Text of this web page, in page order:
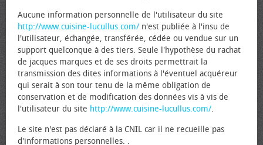
Aucune information personnelle de l'utilisateur du site
http://www.cuisine-lucullus.com/ n'est publiée à l'insu de
l'utilisateur, échangée, transférée, cédée ou vendue sur un
support quelconque à des tiers. Seule l'hypothèse du rachat
de jacques marques et de ses droits permettrait la
transmission des dites informations à l'éventuel acquéreur
qui serait à son tour tenu de la même obligation de
conservation et de modification des données vis à vis de
l'utilisateur du site http://www.cuisine-lucullus.com/.
Le site n'est pas déclaré à la CNIL car il ne recueille pas
d'informations personnelles. .